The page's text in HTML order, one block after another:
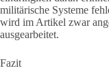
militärische Systeme
wird im Artikel zwar
ausgearbeitet.
Fazit